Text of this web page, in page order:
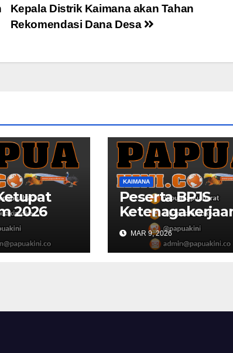
Kepala Distrik Kaimana akan Tahan
Rekomendasi Dana Desa
2026
KAIMANA
Peserta BPJS
Kaimana
53 Persen di 2026
MAR 9, 2026